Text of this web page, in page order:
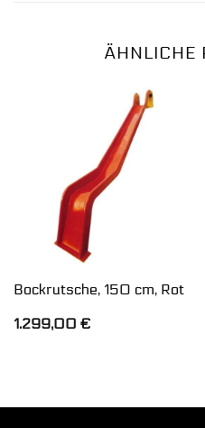
ÄHNLICHE
Bockrutsche, 150 cm, Rot
1.299,00 €